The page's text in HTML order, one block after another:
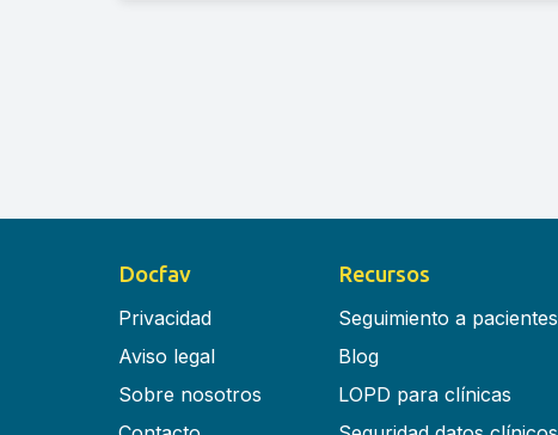
Docfav
Privacidad
Aviso legal
Sobre nosotros
Recursos
Seguimiento a pacientes
Blog
LOPD para clínicas